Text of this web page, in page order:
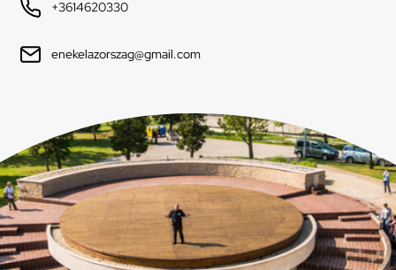
+3614620330
enekelazorszag@gmail.com